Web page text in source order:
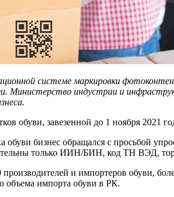
системе маркировки
Министерство индустрии и
обуви, завезенной до 1 ноября 2021
бизнес обращался с просьбой
только ИИН/БИН, код ТН ВЭД,
и импортеров обуви,
объема импорта обуви в РК.